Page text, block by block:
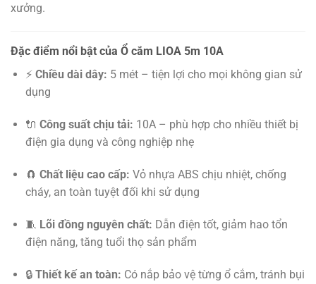
xưởng.
Đặc điểm nổi bật của Ổ cắm LIOA 5m 10A
⚡ Chiều dài dây: 5 mét – tiện lợi cho mọi không gian sử
dụng
🔌 Công suất chịu tải: 10A – phù hợp cho nhiều thiết bị
điện gia dụng và công nghiệp nhẹ
🧲 Chất liệu cao cấp: Vỏ nhựa ABS chịu nhiệt, chống
cháy, an toàn tuyệt đối khi sử dụng
🧵 Lõi đồng nguyên chất: Dẫn điện tốt, giảm hao tổn
điện năng, tăng tuổi thọ sản phẩm
🔒 Thiết kế an toàn: Có nắp bảo vệ từng ổ cắm, tránh bụi